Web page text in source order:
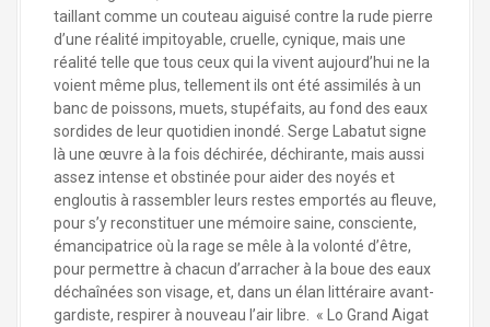
taillant comme un couteau aiguisé contre la rude pierre
d’une réalité impitoyable, cruelle, cynique, mais une
réalité telle que tous ceux qui la vivent aujourd’hui ne la
voient même plus, tellement ils ont été assimilés à un
banc de poissons, muets, stupéfaits, au fond des eaux
sordides de leur quotidien inondé. Serge Labatut signe
là une œuvre à la fois déchirée, déchirante, mais aussi
assez intense et obstinée pour aider des noyés et
engloutis à rassembler leurs restes emportés au fleuve,
pour s’y reconstituer une mémoire saine, consciente,
émancipatrice où la rage se mêle à la volonté d’être,
pour permettre à chacun d’arracher à la boue des eaux
déchaînées son visage, et, dans un élan littéraire avant-
gardiste, respirer à nouveau l’air libre. « Lo Grand Aigat